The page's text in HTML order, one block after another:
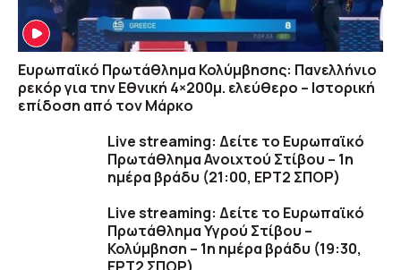
Ευρωπαϊκό Πρωτάθλημα Κολύμβησης: Πανελλήνιο
ρεκόρ για την Εθνική 4×200μ. ελεύθερο – Ιστορική
επίδοση από τον Μάρκο
Live streaming: Δείτε το Ευρωπαϊκό
Πρωτάθλημα Ανοιχτού Στίβου – 1η
ημέρα βράδυ (21:00, ΕΡΤ2 ΣΠΟΡ)
Live streaming: Δείτε το Ευρωπαϊκό
Πρωτάθλημα Υγρού Στίβου –
Κολύμβηση – 1η ημέρα βράδυ (19:30,